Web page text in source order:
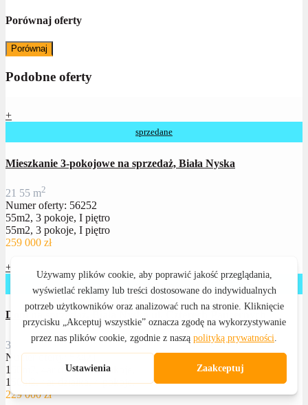
Porównaj oferty
Porównaj
Podobne oferty
+
sprzedane
Mieszkanie 3-pokojowe na sprzedaż, Biała Nyska
21 55 m2
Numer oferty: 56252
55m2, 3 pokoje, I piętro
55m2, 3 pokoje, I piętro
259 000 zł
+
Dom na sprzedaż, Biała Nyska ul. Czterech Pancernych
3 150 m2
Numer oferty: 53421
150m2, 4ar działka, 4 pokoje,
150m2, 4ar działka, 4 pokoje,
229 000 zł